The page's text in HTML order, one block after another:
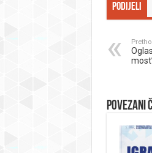
Podijeli
Povezani